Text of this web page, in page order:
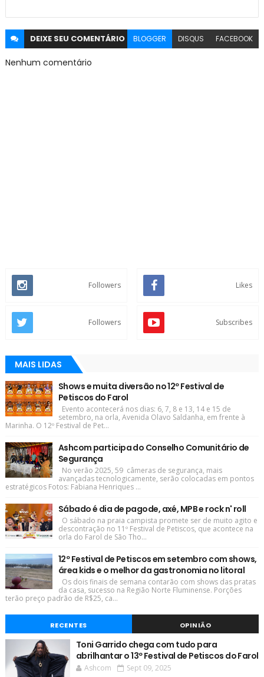
DEIXE SEU COMENTÁRIO BLOGGER DISQUS FACEBOOK
Nenhum comentário
Followers Likes
Followers Subscribes
MAIS LIDAS
Shows e muita diversão no 12º Festival de
Petiscos do Farol
Evento acontecerá nos dias: 6, 7, 8 e 13, 14 e 15 de
setembro, na orla, Avenida Olavo Saldanha, em frente à
Marinha. O 12º Festival de Pet...
Ashcom participa do Conselho Comunitário de
Segurança
No verão 2025, 59 câmeras de segurança, mais
avançadas tecnologicamente, serão colocadas em pontos
estratégicos Fotos: Fabiana Henriques ...
Sábado é dia de pagode, axé, MPB e rock n' roll
O sábado na praia campista promete ser de muito agito e
descontração no 11º Festival de Petiscos, que acontece na
orla do Farol de São Tho...
12º Festival de Petiscos em setembro com shows,
área kids e o melhor da gastronomia no litoral
Os dois finais de semana contarão com shows das pratas
da casa, sucesso na Região Norte Fluminense. Porções
terão preço padrão de R$25, ca...
RECENTES OPINIÃO
Toni Garrido chega com tudo para
abrilhantar o 13º Festival de Petiscos do Farol
Ashcom Sept 09, 2025